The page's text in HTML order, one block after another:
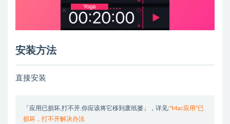
安装方法
直接安装
「应用已损坏,打不开.你应该将它移到废纸篓」，详见:“Mac应用”已
损坏，打不开解决办法